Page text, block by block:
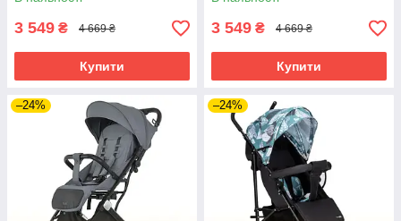
3 549 ₴ 4 669 ₴
Купити
3 549 ₴ 4 669 ₴
Купити
–24% –24%